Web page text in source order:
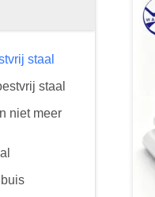
staal
staal
niet meer